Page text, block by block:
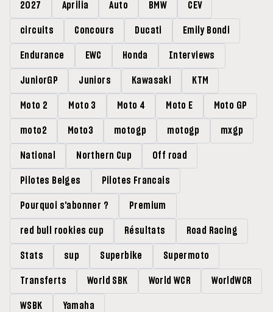
2027 Aprilia Auto BMW CEV
circuits Concours Ducati Emily Bondi
Endurance EWC Honda Interviews
JuniorGP Juniors Kawasaki KTM
Moto 2 Moto 3 Moto 4 Moto E Moto GP
moto2 Moto3 motogp motogp mxgp
National Northern Cup Off road
Pilotes Belges Pilotes Francais
Pourquoi s'abonner ? Premium
red bull rookies cup Résultats Road Racing
Stats sup Superbike Supermoto
Transferts World SBK World WCR WorldWCR
WSBK Yamaha